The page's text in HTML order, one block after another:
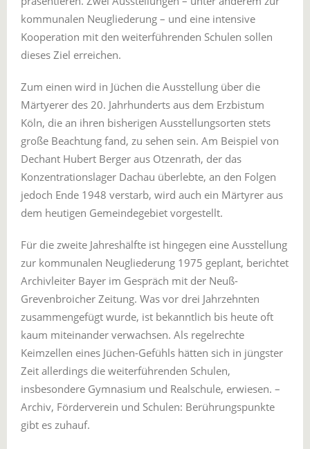
kommunalen Neugliederung – und eine intensive
Kooperation mit den weiterführenden Schulen sollen
dieses Ziel erreichen.
Zum einen wird in Jüchen die Ausstellung über die
Märtyerer des 20. Jahrhunderts aus dem Erzbistum
Köln, die an ihren bisherigen Ausstellungsorten stets
große Beachtung fand, zu sehen sein. Am Beispiel von
Dechant Hubert Berger aus Otzenrath, der das
Konzentrationslager Dachau überlebte, an den Folgen
jedoch Ende 1948 verstarb, wird auch ein Märtyrer aus
dem heutigen Gemeindegebiet vorgestellt.
Für die zweite Jahreshälfte ist hingegen eine Ausstellung
zur kommunalen Neugliederung 1975 geplant, berichtet
Archivleiter Bayer im Gespräch mit der Neuß-
Grevenbroicher Zeitung. Was vor drei Jahrzehnten
zusammengefügt wurde, ist bekanntlich bis heute oft
kaum miteinander verwachsen. Als regelrechte
Keimzellen eines Jüchen-Gefühls hätten sich in jüngster
Zeit allerdings die weiterführenden Schulen,
insbesondere Gymnasium und Realschule, erwiesen. –
Archiv, Förderverein und Schulen: Berührungspunkte
gibt es zuhauf.